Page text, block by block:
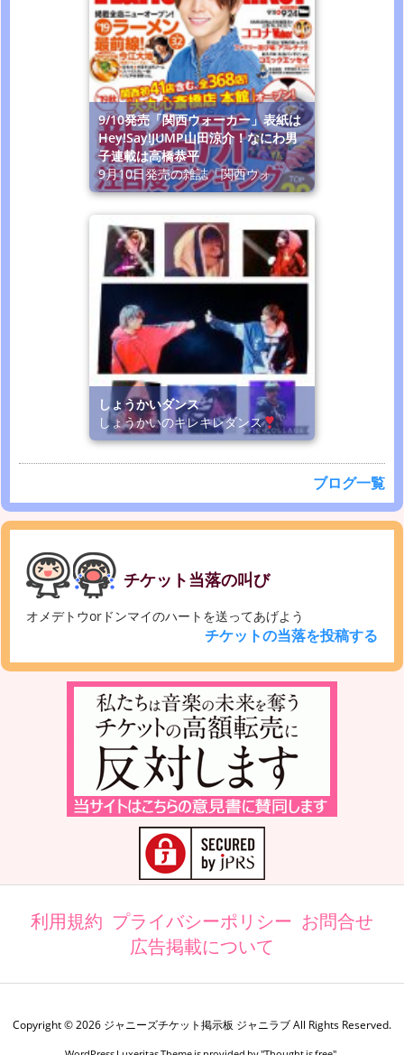
9/10発売「関西ウォーカー」表紙は
Hey!Say!JUMP山田涼介！なにわ男
子連載は高橋恭平
9月10日発売の雑誌「関西ウォ
しょうかいダンス
しょうかいのキレキレダンス
ブログ一覧
チケット当落の叫び
オメデトウorドンマイのハートを送ってあげよう
チケットの当落を投稿する
利用規約 プライバシーポリシー お問合せ
広告掲載について
Copyright ©2026 ジャニーズチケット掲示板 ジャニラブAll Rights Reserved.